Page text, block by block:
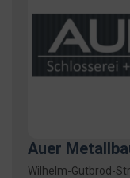
Auer
Wilhelm-Gutbrod-